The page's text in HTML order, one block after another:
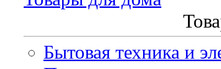
Бытовая техника и